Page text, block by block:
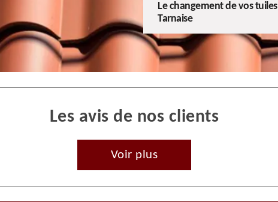
Le changement de vos
Tarnaise
Les avis de nos clients
Voir plus